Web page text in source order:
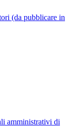
(da pubblicare in
amministrativi di